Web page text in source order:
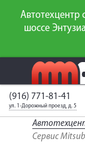
Автотехцентр
шоссе
ТО
Ваш
(916) 771-81-41
ул. 1-Дорожный проезд, д. 5
Сервис